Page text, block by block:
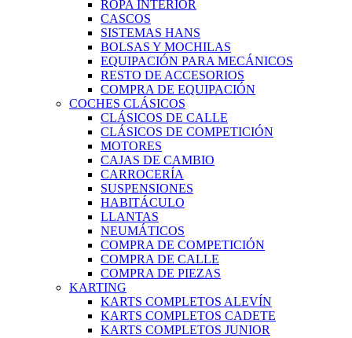
ROPA INTERIOR
CASCOS
SISTEMAS HANS
BOLSAS Y MOCHILAS
EQUIPACIÓN PARA MECÁNICOS
RESTO DE ACCESORIOS
COMPRA DE EQUIPACIÓN
COCHES CLÁSICOS
CLÁSICOS DE CALLE
CLÁSICOS DE COMPETICIÓN
MOTORES
CAJAS DE CAMBIO
CARROCERÍA
SUSPENSIONES
HABITÁCULO
LLANTAS
NEUMÁTICOS
COMPRA DE COMPETICIÓN
COMPRA DE CALLE
COMPRA DE PIEZAS
KARTING
KARTS COMPLETOS ALEVÍN
KARTS COMPLETOS CADETE
KARTS COMPLETOS JUNIOR